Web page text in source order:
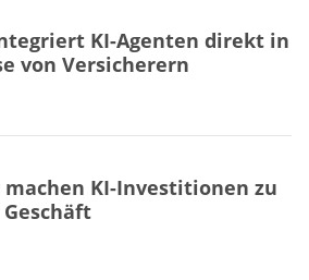
KI-Agenten direkt in
von Versicherern
machen KI-Investitionen zu